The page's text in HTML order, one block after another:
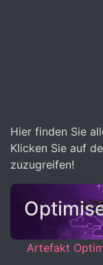
Hier finden Sie
Klicken Sie auf
zuzugreifen!
Artefakt